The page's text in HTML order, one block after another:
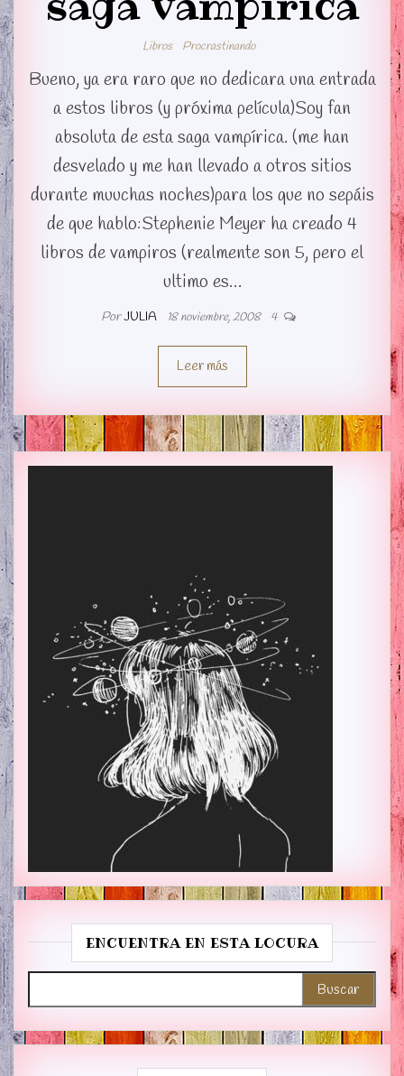
Libros Procrastinando
Bueno, ya era raro que no dedicara una entrada
a estos libros (y próxima película)Soy fan
absoluta de esta saga vampírica. (me han
desvelado y me han llevado a otros sitios
durante muuchas noches)para los que no sepáis
de que hablo:Stephenie Meyer ha creado 4
libros de vampiros (realmente son 5, pero el
ultimo es…
PorJULIA 18 noviembre, 2008 4
Leer más
ENCUENTRA EN ESTA LOCURA